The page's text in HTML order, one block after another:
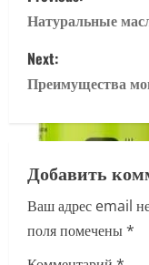
o
s
t
n
a
v
i
Натуральные
Next:
Преимущества
Добавить
Ваш адрес email
поля помечены*